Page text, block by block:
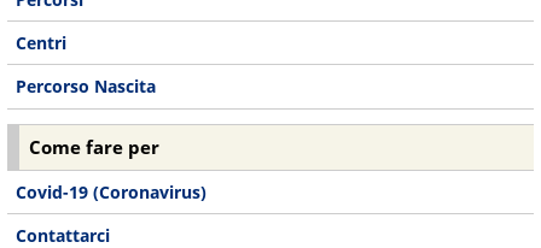
Centri
Percorso Nascita
Come fare per
Covid-19 (Coronavirus)
Contattarci